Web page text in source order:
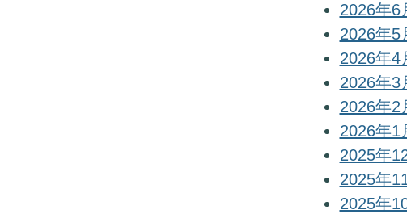
2026年6
2026年5
2026年4
2026年3
2026年2
2026年1
2025年
2025年
2025年